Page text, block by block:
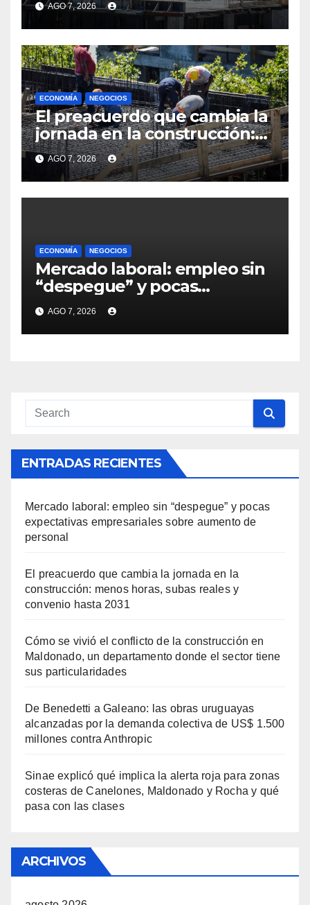
departamento donde el
sector tiene sus
particularidades
AGO 7, 2026
ECONOMÍA NEGOCIOS
El preacuerdo que cambia la
jornada en la construcción:
menos horas, subas reales y
convenio hasta 2031
AGO 7, 2026
ECONOMÍA NEGOCIOS
Mercado laboral: empleo sin
“despegue” y pocas
expectativas empresariales
sobre aumento de personal
AGO 7, 2026
ENTRADAS RECIENTES
Mercado laboral: empleo sin “despegue” y pocas
expectativas empresariales sobre aumento de
personal
El preacuerdo que cambia la jornada en la
construcción: menos horas, subas reales y
convenio hasta 2031
Cómo se vivió el conflicto de la construcción en
Maldonado, un departamento donde el sector tiene
sus particularidades
De Benedetti a Galeano: las obras uruguayas
alcanzadas por la demanda colectiva de US$ 1.500
millones contra Anthropic
Sinae explicó qué implica la alerta roja para zonas
costeras de Canelones, Maldonado y Rocha y qué
pasa con las clases
ARCHIVOS